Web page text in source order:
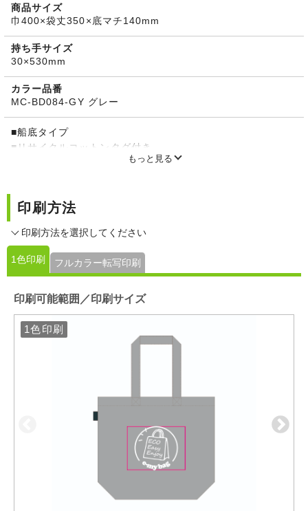
商品サイズ
巾400×袋丈350×底マチ140mm
持ち手サイズ
30×530mm
カラー品番
MC-BD084-GY グレー
■船底タイプ
■リサイクルコットンタグ付き
もっと見る
印刷方法
印刷方法を選択してください
1色印刷 フルカラー転写印刷
印刷可能範囲／印刷サイズ
1色印刷
1色印刷